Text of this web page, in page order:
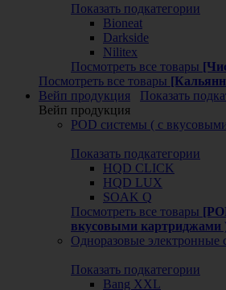
Показать подкатегории
Bioneat
Darkside
Nilitex
Посмотреть все товары
Посмотреть все товары
Вейп продукция
Показать
Вейп продукция
POD системы ( с
Показать подкатегории
HQD CLICK
HQD LUX
SOAK Q
Посмотреть все товары
вкусовыми картриджами
Одноразовые электронные
Показать подкатегории
Bang XXL